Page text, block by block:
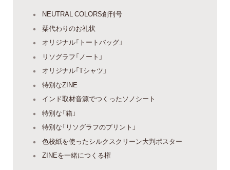
NEUTRAL COLORS創刊号
栞代わりのお礼状
オリジナル「トートバッグ」
リソグラフ「ノート」
オリジナル「Tシャツ」
特別なZINE
インド取材音源でつくったソノシート
特別な「箱」
特別な「リソグラフのプリント」
色校紙を使ったシルクスクリーン大判ポスター
ZINEを一緒につくる権